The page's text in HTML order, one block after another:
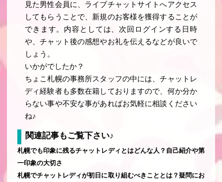
見た男性会員に、ライブチャットサイトへアクセス
してもらうことで、新規のお客様を獲得することが
できます。内容としては、次回ログインする日時
や、チャット後の感想やお礼を伝えるなどが良いで
しょう。
いかがでしたか？
ちょこ札幌の事務所スタッフの中には、チャットレ
ディ経験者も多数在籍しておりますので、何か分か
らない事や不安な事があればお気軽に相談ください
ね♪
関連記事もご覧下さい♪
札幌でも印象に残るチャットレディとはどんな人？自己紹介や第
一印象の大切さ
札幌でチャットレディが初日に取り組むべきこととは？疑問にお